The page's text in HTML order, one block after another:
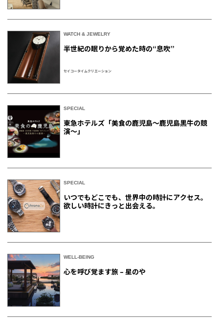
WATCH & JEWELRY
半世紀の眠りから覚めた時の“息吹”
セイコータイムクリエーション
SPECIAL
東急ホテルズ「美食の鹿児島～鹿児島黒牛の競
演～」
SPECIAL
いつでもどこでも、世界中の時計にアクセス。
欲しい時計にきっと出会える。
WELL-BEING
心を呼び覚ます旅 – 星のや